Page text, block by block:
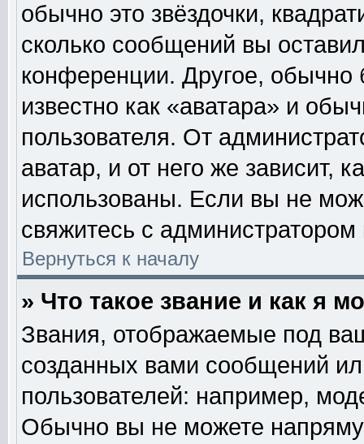
обычно это звёздочки,
сколько сообщений вы
конференции. Другое, обычно
известно как «аватара» и
пользователя. От
аватар, и от него же зависит,
использованы. Если вы не
свяжитесь с
Вернуться к началу
» Что такое звание и как я
Звания, отображаемые под
созданных вами сообщений
пользователей: например,
Обычно вы не можете